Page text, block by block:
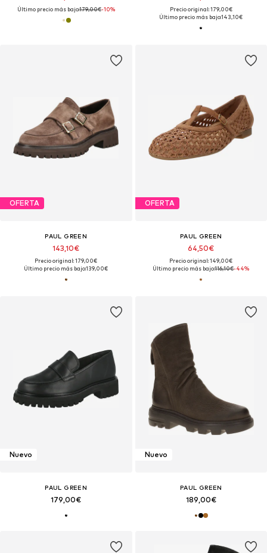
Último precio más bajo:179,00€-10%
Precio original: 179,00€
Último precio más bajo:143,10€
OFERTA
PAUL GREEN
143,10€
Precio original: 179,00€
Último precio más bajo:139,00€
OFERTA
PAUL GREEN
64,50€
Precio original: 149,00€
Último precio más bajo:116,10€-44%
Nuevo
PAUL GREEN
179,00€
Nuevo
PAUL GREEN
189,00€